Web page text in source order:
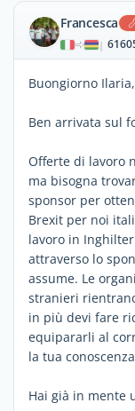
Francesca
|
Buongiorno Ilaria,
Ben arrivata sul
Offerte di lavoro
ma bisogna
sponsor per
Brexit per noi
lavoro in
attraverso lo
assume. Le
stranieri
in più devi fare
equipararli al
la tua
Hai già in mente